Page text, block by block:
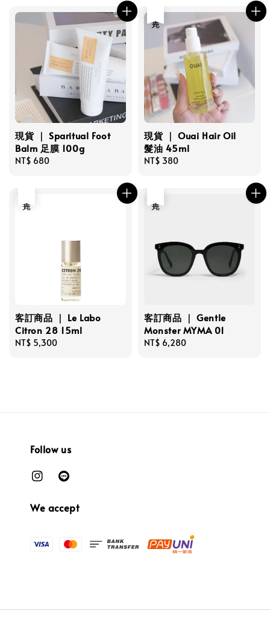
現貨 ｜ Sparitual Foot
Balm 足膜 100g
Regular
NT$ 680
現貨 ｜ Ouai Hair Oil
髮油 45ml
Regular
NT$ 380
客訂商品 ｜ Le Labo
Citron 28 15ml
Regular
NT$ 5,300
客訂商品 ｜ Gentle
Monster MYMA 01
Regular
NT$ 6,280
Follow us
We accept